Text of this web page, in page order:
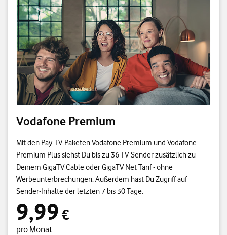
Vodafone Premium
Mit den Pay-TV-Paketen Vodafone Premium und Vodafone
Premium Plus siehst Du bis zu 36 TV-Sender zusätzlich zu
Deinem GigaTV Cable oder GigaTV Net Tarif - ohne
Werbeunterbrechungen. Außerdem hast Du Zugriff auf
Sender-Inhalte der letzten 7 bis 30 Tage.
9,99 € pro Monat
9,99 €
pro Monat